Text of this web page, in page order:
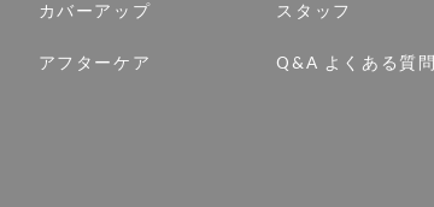
カバーアップ
アフターケア
スタッフ
Q&A よくある質問